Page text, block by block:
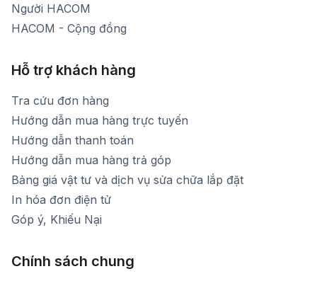
Người HACOM
HACOM - Cộng đồng
Hỗ trợ khách hàng
Tra cứu đơn hàng
Hướng dẫn mua hàng trực tuyến
Hướng dẫn thanh toán
Hướng dẫn mua hàng trả góp
Bảng giá vật tư và dịch vụ sửa chữa lắp đặt
In hóa đơn điện tử
Góp ý, Khiếu Nại
Chính sách chung